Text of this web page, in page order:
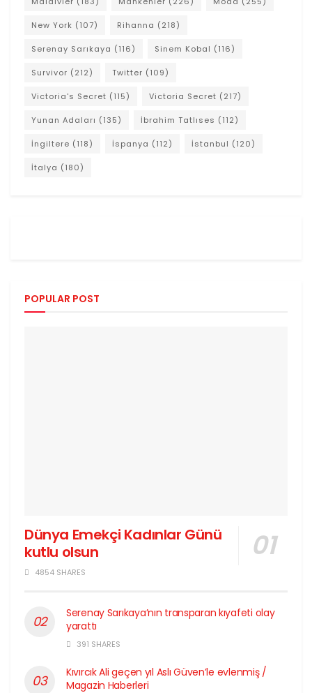
New York (107) Rihanna (218)
Serenay Sarıkaya (116) Sinem Kobal (116)
Survivor (212) Twitter (109)
Victoria's Secret (115) Victoria Secret (217)
Yunan Adaları (135) İbrahim Tatlıses (112)
İngiltere (118) İspanya (112) İstanbul (120)
İtalya (180)
POPULAR POST
Dünya Emekçi Kadınlar Günü
kutlu olsun
4854 SHARES
Serenay Sarıkaya’nın transparan kıyafeti olay
yarattı
391 SHARES
Kıvırcık Ali geçen yıl Aslı Güven’le evlenmiş /
Magazin Haberleri